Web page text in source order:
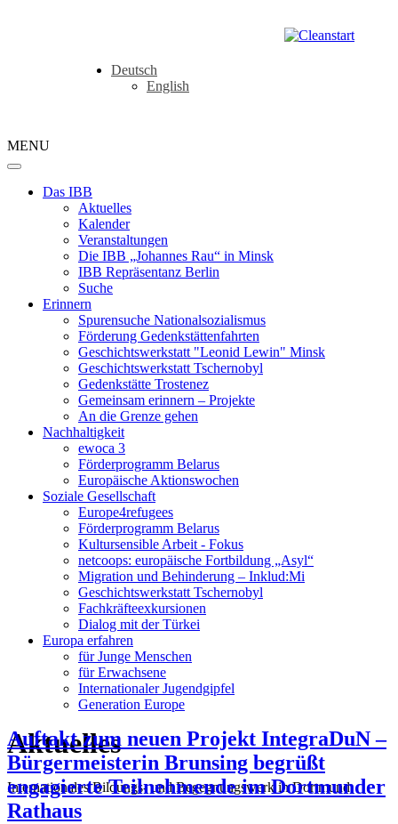
Deutsch
English
MENU
Das IBB
Aktuelles
Kalender
Veranstaltungen
Die IBB „Johannes Rau“ in Minsk
IBB Repräsentanz Berlin
Suche
Erinnern
Spurensuche Nationalsozialismus
Förderung Gedenkstättenfahrten
Geschichtswerkstatt "Leonid Lewin" Minsk
Geschichtswerkstatt Tschernobyl
Gedenkstätte Trostenez
Gemeinsam erinnern – Projekte
An die Grenze gehen
Nachhaltigkeit
ewoca 3
Förderprogramm Belarus
Europäische Aktionswochen
Soziale Gesellschaft
Europe4refugees
Förderprogramm Belarus
Kultursensible Arbeit - Fokus
netcoops: europäische Fortbildung „Asyl“
Migration und Behinderung – Inklud:Mi
Geschichtswerkstatt Tschernobyl
Fachkräfteexkursionen
Dialog mit der Türkei
Europa erfahren
für Junge Menschen
für Erwachsene
Internationaler Jugendgipfel
Generation Europe
Aktuelles
Internationales Bildungs- und Begegnungswerk in Dortmund
Auftakt zum neuen Projekt IntegraDuN –
Bürgermeisterin Brunsing begrüßt
engagierte Teilnehmende im Dortmunder
Rathaus